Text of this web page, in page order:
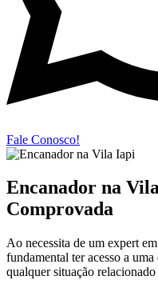
Fale Conosco!
Encanador na
Comprovada
Ao necessita de um expert
fundamental ter acesso a
qualquer situação